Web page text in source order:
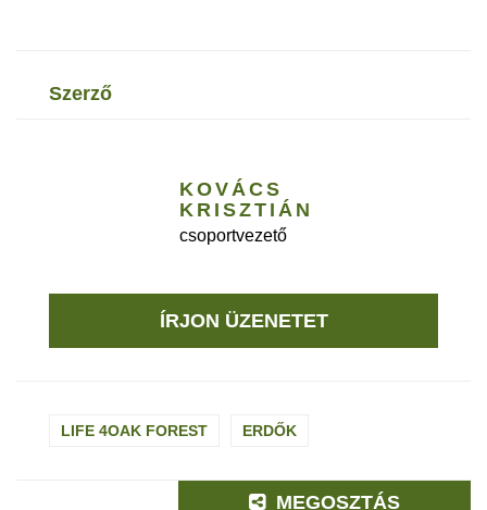
szerző
KOVÁCS
KRISZTIÁN
csoportvezető
ÍRJON ÜZENETET
LIFE 4OAK FOREST ERDŐK
MEGOSZTÁS